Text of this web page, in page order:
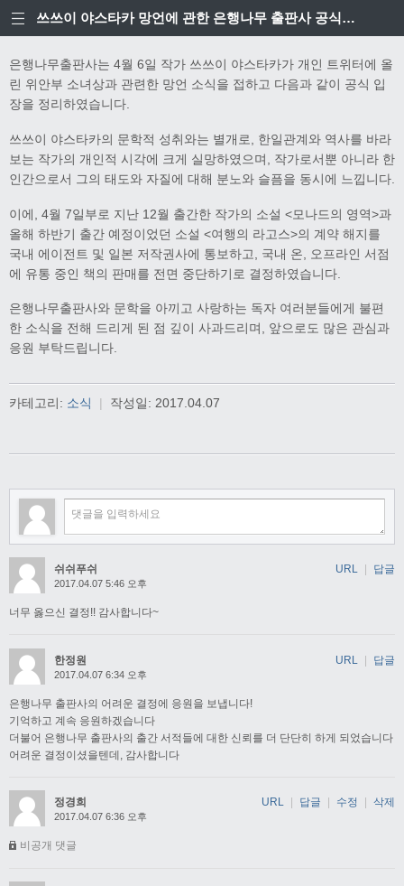
쓰쓰이 야스타카 망언에 관한 은행나무 출판사 공식입장
은행나무출판사는 4월 6일 작가 쓰쓰이 야스타카가 개인 트위터에 올
린 위안부 소녀상과 관련한 망언 소식을 접하고 다음과 같이 공식 입
장을 정리하였습니다.
쓰쓰이 야스타카의 문학적 성취와는 별개로, 한일관계와 역사를 바라
보는 작가의 개인적 시각에 크게 실망하였으며, 작가로서뿐 아니라 한
인간으로서 그의 태도와 자질에 대해 분노와 슬픔을 동시에 느낍니다.
이에, 4월 7일부로 지난 12월 출간한 작가의 소설 <모나드의 영역>과
올해 하반기 출간 예정이었던 소설 <여행의 라고스>의 계약 해지를
국내 에이전트 및 일본 저작권사에 통보하고, 국내 온, 오프라인 서점
에 유통 중인 책의 판매를 전면 중단하기로 결정하였습니다.
은행나무출판사와 문학을 아끼고 사랑하는 독자 여러분들에게 불편
한 소식을 전해 드리게 된 점 깊이 사과드리며, 앞으로도 많은 관심과
응원 부탁드립니다.
카테고리: 소식 | 작성일: 2017.04.07
쉬쉬푸쉬
2017.04.07 5:46 오후
너무 옳으신 결정!! 감사합니다~
URL | 답글
한정원
2017.04.07 6:34 오후
은행나무 출판사의 어려운 결정에 응원을 보냅니다!
기억하고 계속 응원하겠습니다
더불어 은행나무 출판사의 출간 서적들에 대한 신뢰를 더 단단히 하게 되었습니다
어려운 결정이셨을텐데, 감사합니다
URL | 답글
정경희
2017.04.07 6:36 오후
비공개 댓글
URL 답글 수정 삭제